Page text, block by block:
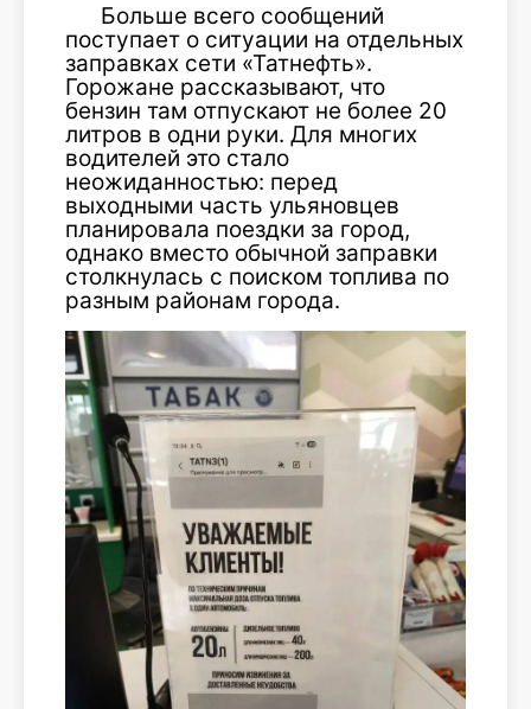
Больше всего сообщений
поступает о ситуации на отдельных
заправках сети «Татнефть».
Горожане рассказывают, что
бензин там отпускают не более 20
литров в одни руки. Для многих
водителей это стало
неожиданностью: перед
выходными часть ульяновцев
планировала поездки за город,
однако вместо обычной заправки
столкнулась с поиском топлива по
разным районам города.